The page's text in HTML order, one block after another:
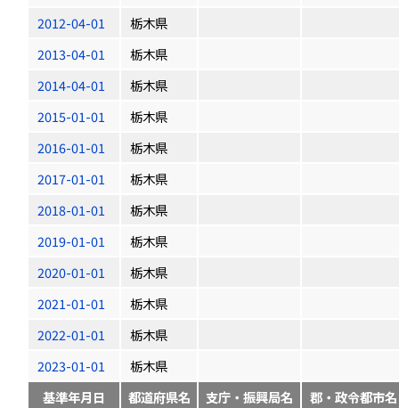
2012-04-01
栃木県
2013-04-01
栃木県
2014-04-01
栃木県
2015-01-01
栃木県
2016-01-01
栃木県
2017-01-01
栃木県
2018-01-01
栃木県
2019-01-01
栃木県
2020-01-01
栃木県
2021-01-01
栃木県
2022-01-01
栃木県
2023-01-01
栃木県
基準年月日
都道府県名 支庁・振興局名 郡・政令都市名